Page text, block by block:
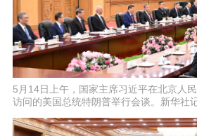
5月14日上午，国家主席习近平在北京人
访问的美国总统特朗普举行会谈。新华社